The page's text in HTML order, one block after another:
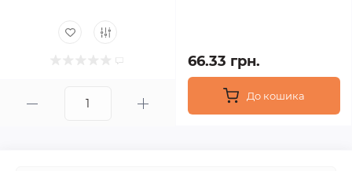
66.33 грн.
До кошика